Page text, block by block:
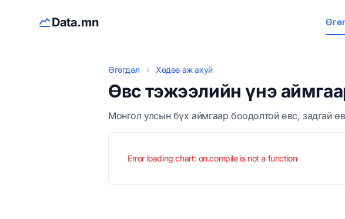
Data.mn
Өгөгдөл › Хөдөө аж ахуй
Өвс тэжээлийн үнэ
Монгол улсын бүх аймгаар боодолтой өвс, задгай
Error loading chart: on.compile is not a function